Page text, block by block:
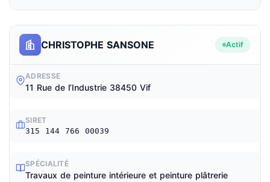
CHRISTOPHE SANSONE Actif
ADRESSE
11 Rue de l’Industrie 38450 Vif
SIRET
315 144 766 00039
SPÉCIALITÉ
Travaux de peinture intérieure et peinture plâtrerie